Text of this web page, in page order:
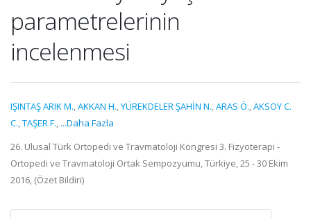
parametrelerinin
incelenmesi
IŞINTAŞ ARIK M.,AKKAN H.,YÜREKDELER ŞAHİN N.,ARAS Ö.,AKSOY C.
C.,TAŞER F., ...Daha Fazla
26. Ulusal Türk Ortopedi ve Travmatoloji Kongresi 3. Fizyoterapi -
Ortopedi ve Travmatoloji Ortak Sempozyumu, Türkiye, 25 - 30 Ekim
2016, (Özet Bildiri)